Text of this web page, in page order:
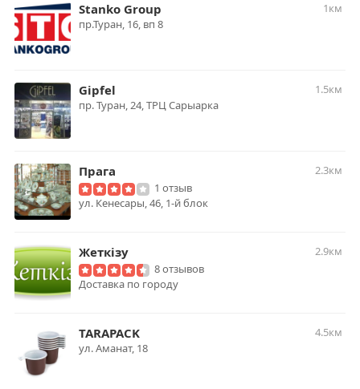
Stanko Group
1км
пр.Туран, 16, вп 8
Gipfel
1.5км
пр. Туран, 24, ТРЦ Сарыарка
Прага
2.3км
1 отзыв
ул. Кенесары, 46, 1-й блок
Жеткiзу
2.9км
8 отзывов
Доставка по городу
TARAPACK
4.5км
ул. Аманат, 18